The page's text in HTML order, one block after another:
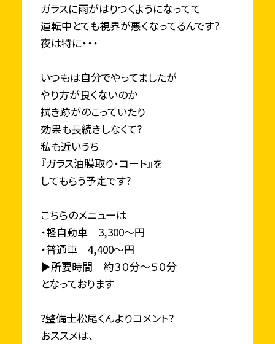
ガラスに雨がはりつくようになってて
運転中とても視界が悪くなってるんです?
夜は特に・・・
いつもは自分でやってましたが
やり方が良くないのか
拭き跡がのこっていたり
効果も長続きしなくて?
私も近いうち
『ガラス油膜取り・コート』を
してもらう予定です?
こちらのメニューは
・軽自動車 3,300～円
・普通車 4,400～円
▶所要時間 約３０分～５０分
となっております
?整備士松尾くんよりコメント?
おススメは、